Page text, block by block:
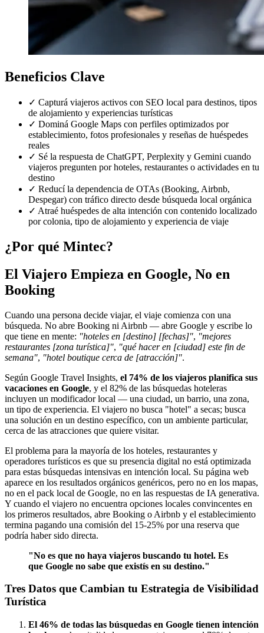
Beneficios Clave
✓ Capturá viajeros activos con SEO local para destinos, tipos
de alojamiento y experiencias turísticas
✓ Dominá Google Maps con perfiles optimizados por
establecimiento, fotos profesionales y reseñas de huéspedes
reales
✓ Sé la respuesta de ChatGPT, Perplexity y Gemini cuando
viajeros pregunten por hoteles, restaurantes o actividades en tu
destino
✓ Reducí la dependencia de OTAs (Booking, Airbnb,
Despegar) con tráfico directo desde búsqueda local orgánica
✓ Atraé huéspedes de alta intención con contenido localizado
por colonia, tipo de alojamiento y experiencia de viaje
¿Por qué Mintec?
El Viajero Empieza en Google, No en
Booking
Cuando una persona decide viajar, el viaje comienza con una
búsqueda. No abre Booking ni Airbnb — abre Google y escribe lo
que tiene en mente: "hoteles en [destino] [fechas]", "mejores
restaurantes [zona turística]", "qué hacer en [ciudad] este fin de
semana", "hotel boutique cerca de [atracción]".
Según Google Travel Insights, el 74% de los viajeros planifica sus
vacaciones en Google, y el 82% de las búsquedas hoteleras
incluyen un modificador local — una ciudad, un barrio, una zona,
un tipo de experiencia. El viajero no busca "hotel" a secas; busca
una solución en un destino específico, con un ambiente particular,
cerca de las atracciones que quiere visitar.
El problema para la mayoría de los hoteles, restaurantes y
operadores turísticos es que su presencia digital no está optimizada
para estas búsquedas intensivas en intención local. Su página web
aparece en los resultados orgánicos genéricos, pero no en los mapas,
no en el pack local de Google, no en las respuestas de IA generativa.
Y cuando el viajero no encuentra opciones locales convincentes en
los primeros resultados, abre Booking o Airbnb y el establecimiento
termina pagando una comisión del 15-25% por una reserva que
podría haber sido directa.
"No es que no haya viajeros buscando tu hotel. Es
que Google no sabe que existís en su destino."
Tres Datos que Cambian tu Estrategia de Visibilidad
Turística
El 46% de todas las búsquedas en Google tienen intención